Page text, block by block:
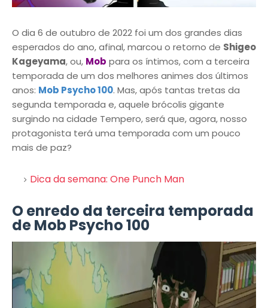
O dia 6 de outubro de 2022 foi um dos grandes dias
esperados do ano, afinal, marcou o retorno de Shigeo
Kageyama, ou, Mob para os íntimos, com a terceira
temporada de um dos melhores animes dos últimos
anos: Mob Psycho 100. Mas, após tantas tretas da
segunda temporada e, aquele brócolis gigante
surgindo na cidade Tempero, será que, agora, nosso
protagonista terá uma temporada com um pouco
mais de paz?
Dica da semana: One Punch Man
O enredo da terceira temporada
de Mob Psycho 100